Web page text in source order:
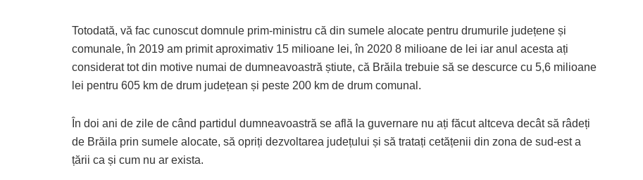
Totodată, vă fac cunoscut domnule prim-ministru că din sumele alocate pentru drumurile județene și
comunale, în 2019 am primit aproximativ 15 milioane lei, în 2020 8 milioane de lei iar anul acesta ați
considerat tot din motive numai de dumneavoastră știute, că Brăila trebuie să se descurce cu 5,6 milioane
lei pentru 605 km de drum județean și peste 200 km de drum comunal.
În doi ani de zile de când partidul dumneavoastră se află la guvernare nu ați făcut altceva decât să râdeți
de Brăila prin sumele alocate, să opriți dezvoltarea județului și să tratați cetățenii din zona de sud-est a
țării ca și cum nu ar exista.